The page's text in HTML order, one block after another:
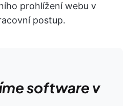
prohlížení webu v
postup.
software v